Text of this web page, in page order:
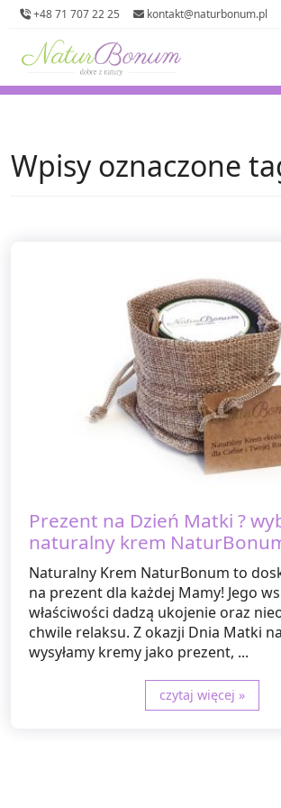
+48 71 707 22 25 kontakt@naturbonum.pl
Wpisy oznaczone
Prezent na Dzień Matki ?
naturalny krem
Naturalny Krem NaturBonum to
na prezent dla każdej Mamy! Jego
właściwości dadzą ukojenie oraz
chwile relaksu. Z okazji Dnia Matki
wysyłamy kremy jako prezent, ...
czytaj więcej »